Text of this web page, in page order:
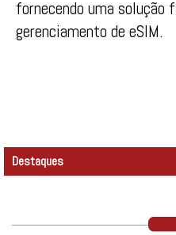
fornecendo uma solução
gerenciamento de eSIM.
Destaques